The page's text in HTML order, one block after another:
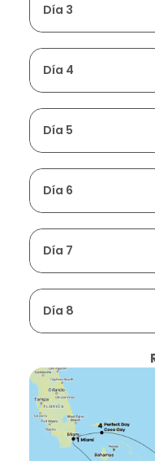
Día 3
Día 4
Día 5
Día 6
Día 7
Día 8